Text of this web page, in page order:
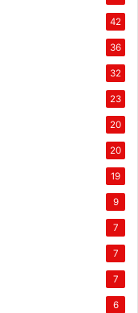
42
36
32
23
20
20
19
9
7
7
7
6